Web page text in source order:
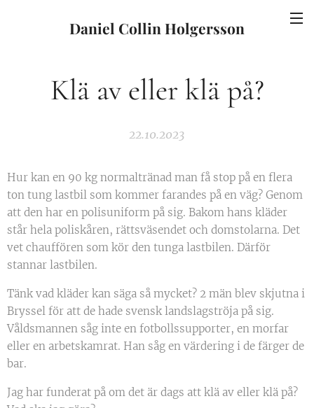
Daniel Collin Holgersson
Klä av eller klä på?
22.10.2023
Hur kan en 90 kg normaltränad man få stop på en flera
ton tung lastbil som kommer farandes på en väg? Genom
att den har en polisuniform på sig. Bakom hans kläder
står hela poliskåren, rättsväsendet och domstolarna. Det
vet chauffören som kör den tunga lastbilen. Därför
stannar lastbilen.
Tänk vad kläder kan säga så mycket? 2 män blev skjutna i
Bryssel för att de hade svensk landslagströja på sig.
Våldsmannen såg inte en fotbollssupporter, en morfar
eller en arbetskamrat. Han såg en värdering i de färger de
bar.
Jag har funderat på om det är dags att klä av eller klä på?